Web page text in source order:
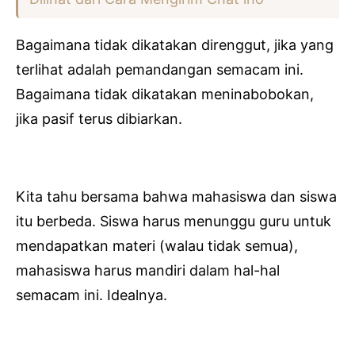
Bagaimana tidak dikatakan direnggut, jika yang
terlihat adalah pemandangan semacam ini.
Bagaimana tidak dikatakan meninabobokan,
jika pasif terus dibiarkan.
Kita tahu bersama bahwa mahasiswa dan siswa
itu berbeda. Siswa harus menunggu guru untuk
mendapatkan materi (walau tidak semua),
mahasiswa harus mandiri dalam hal-hal
semacam ini. Idealnya.